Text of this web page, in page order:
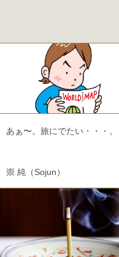
あぁ〜。旅にでたい・・・。
崇 純（Sojun）